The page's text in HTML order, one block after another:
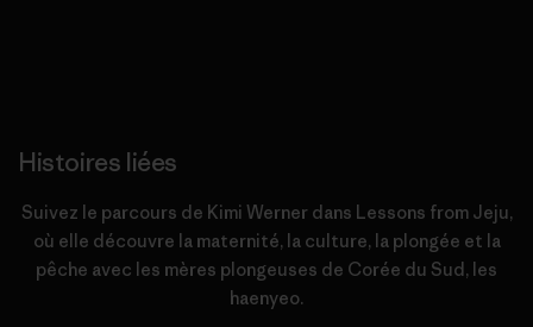
Histoires liées
Suivez le parcours de Kimi Werner dans Lessons from Jeju,
où elle découvre la maternité, la culture, la plongée et la
pêche avec les mères plongeuses de Corée du Sud, les
haenyeo.